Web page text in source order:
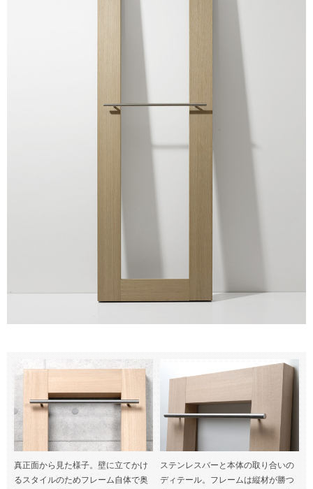
真正面から見た様子。壁に立てかけ
るスタイルのためフレーム自体で奥
ステンレスバーと本体の取り合いの
ディテール。フレームは縦材が勝つ